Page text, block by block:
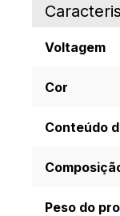
Voltagem
Cor
Conteúdo
Peso do